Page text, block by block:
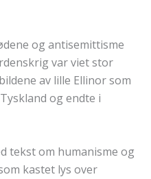
og antisemittisme
var viet stor
av lille Ellinor som
og endte i
tekst om humanisme og
kastet lys over